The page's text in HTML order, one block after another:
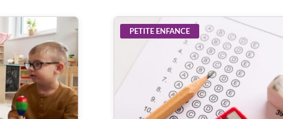
PETITE ENFANCE